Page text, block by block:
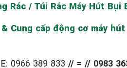
Rác / Túi Rác Máy Hút Bụi
Cung cấp động cơ máy
0966 389 833 // = // 0983